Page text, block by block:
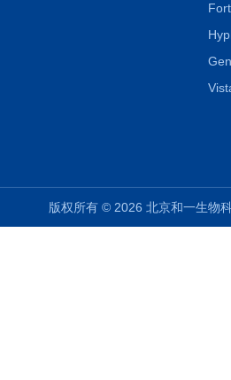
版权所有 © 2026 北京和一生